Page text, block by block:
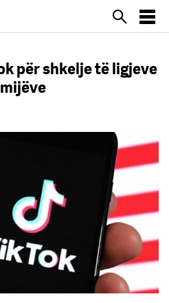
për shkelje të ligjeve